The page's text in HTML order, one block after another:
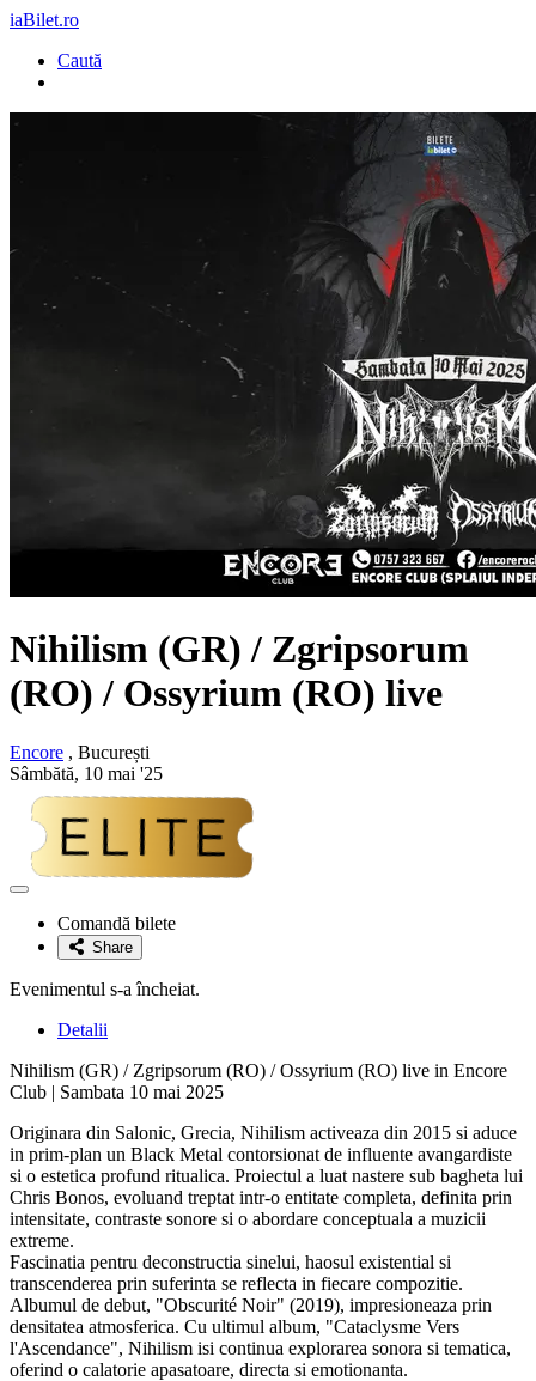
iaBilet.ro
Caută
Nihilism (GR) / Zgripsorum
(RO) / Ossyrium (RO) live
Encore , București
Sâmbătă, 10 mai '25
Adaugă
favoriteComandă bilete
Share
Evenimentul s-a încheiat.
Detalii
Nihilism (GR) / Zgripsorum (RO) / Ossyrium (RO) live in Encore
Club | Sambata 10 mai 2025
Originara din Salonic, Grecia, Nihilism activeaza din 2015 si aduce
in prim-plan un Black Metal contorsionat de influente avangardiste
si o estetica profund ritualica. Proiectul a luat nastere sub bagheta lui
Chris Bonos, evoluand treptat intr-o entitate completa, definita prin
intensitate, contraste sonore si o abordare conceptuala a muzicii
extreme.
Fascinatia pentru deconstructia sinelui, haosul existential si
transcenderea prin suferinta se reflecta in fiecare compozitie.
Albumul de debut, "Obscurité Noir" (2019), impresioneaza prin
densitatea atmosferica. Cu ultimul album, "Cataclysme Vers
l'Ascendance", Nihilism isi continua explorarea sonora si tematica,
oferind o calatorie apasatoare, directa si emotionanta.